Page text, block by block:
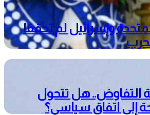
وإسرائيل لم تحققا
التفاوض.. هل تتحول
إلى اتفاق سياسي؟